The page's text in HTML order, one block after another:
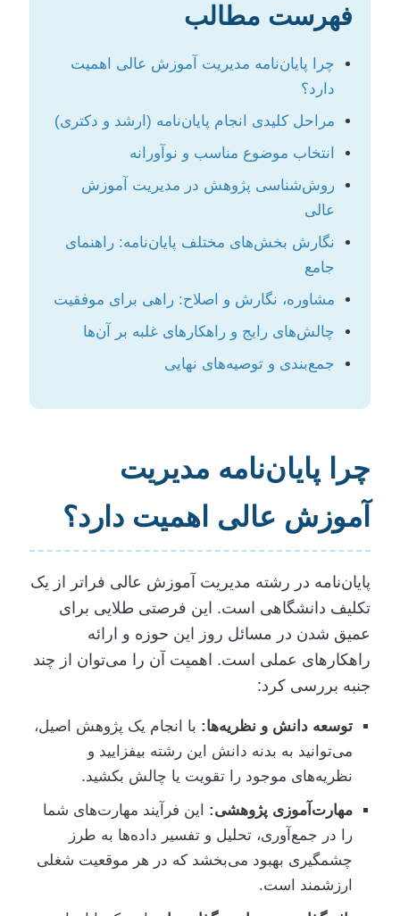
فهرست مطالب
چرا پایان‌نامه مدیریت آموزش عالی اهمیت
دارد؟
مراحل کلیدی انجام پایان‌نامه (ارشد و دکتری)
انتخاب موضوع مناسب و نوآورانه
روش‌شناسی پژوهش در مدیریت آموزش
عالی
نگارش بخش‌های مختلف پایان‌نامه: راهنمای
جامع
مشاوره، نگارش و اصلاح: راهی برای موفقیت
چالش‌های رایج و راهکارهای غلبه بر آن‌ها
جمع‌بندی و توصیه‌های نهایی
چرا پایان‌نامه مدیریت
آموزش عالی اهمیت دارد؟
پایان‌نامه در رشته مدیریت آموزش عالی فراتر از یک
تکلیف دانشگاهی است. این فرصتی طلایی برای
عمیق شدن در مسائل روز این حوزه و ارائه
راهکارهای عملی است. اهمیت آن را می‌توان از چند
جنبه بررسی کرد:
توسعه دانش و نظریه‌ها: با انجام یک پژوهش اصیل،
می‌توانید به بدنه دانش این رشته بیفزایید و
نظریه‌های موجود را تقویت یا چالش بکشید.
مهارت‌آموزی پژوهشی: این فرآیند مهارت‌های شما
را در جمع‌آوری، تحلیل و تفسیر داده‌ها به طرز
چشمگیری بهبود می‌بخشد که در هر موقعیت شغلی
ارزشمند است.